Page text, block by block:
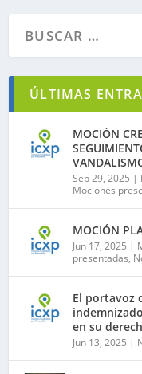
ÚLTIMAS
MOCIÓN
Sep 29, 2025 |
Mociones
MOCIÓN
Jun 17, 2025 |
presentadas,
El portavoz
en su
Jun 13, 2025 |